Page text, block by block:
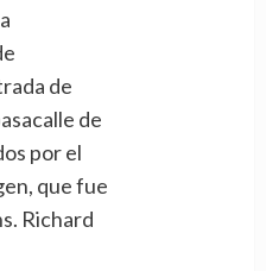
de
de
por el
que fue
Richard